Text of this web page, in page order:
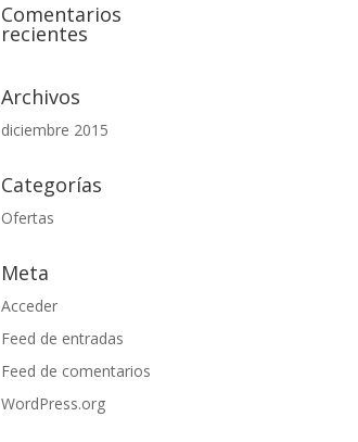
Comentarios
recientes
Archivos
diciembre 2015
Categorías
Ofertas
Meta
Acceder
Feed de entradas
Feed de comentarios
WordPress.org